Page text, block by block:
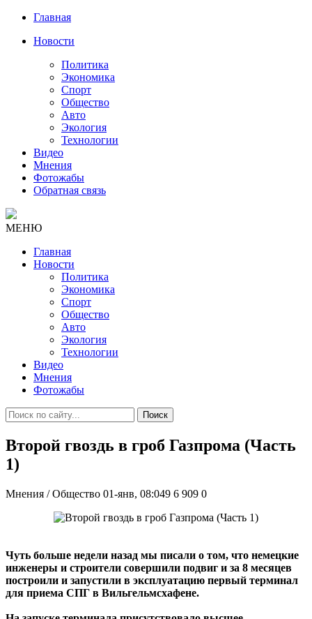
Главная
Новости
Политика
Экономика
Спорт
Общество
Авто
Экология
Технологии
Видео
Мнения
Фотожабы
Обратная связь
МЕНЮ
Главная
Новости
Политика
Экономика
Спорт
Общество
Авто
Экология
Технологии
Видео
Мнения
Фотожабы
Поиск
Второй гвоздь в гроб Газпрома (Часть
1)
Мнения / Общество 01-янв, 08:049 6 909 0
Чуть больше недели назад мы писали о том, что немецкие
инженеры и строители совершили подвиг и за 8 месяцев
построили и запустили в эксплуатацию первый терминал
для приема СПГ в Вильгельмсхафене.